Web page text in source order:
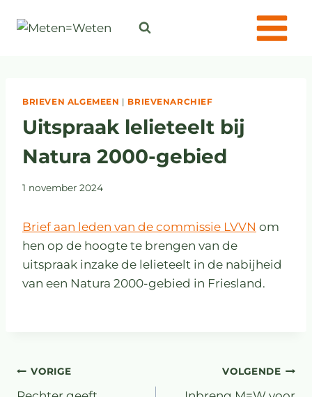
BRIEVEN ALGEMEEN | BRIEVENARCHIEF
Uitspraak lelieteelt bij
Natura 2000-gebied
1 november 2024
Brief aan leden van de commissie LVVN om
hen op de hoogte te brengen van de
uitspraak inzake de lelieteelt in de nabijheid
van een Natura 2000-gebied in Friesland.
VORIGE VOLGENDE